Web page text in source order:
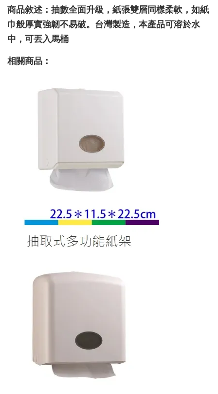
商品敘述：抽數全面升級，紙張雙層同樣柔軟，如紙
巾般厚實強韌不易破。台灣製造，本產品可溶於水
中，可丟入馬桶
相關商品：